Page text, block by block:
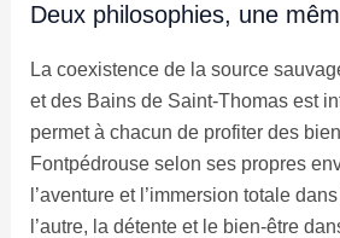
Deux philosophies, une
La coexistence de la source
et des Bains de Saint-Thomas est
permet à chacun de profiter des
Fontpédrouse selon ses propres
l’aventure et l’immersion totale
l’autre, la détente et le bien-être